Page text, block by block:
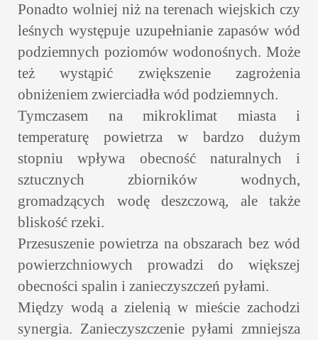
Ponadto wolniej niż na terenach wiejskich czy
leśnych występuje uzupełnianie zapasów wód
podziemnych poziomów wodonośnych. Może
też wystąpić zwiększenie zagrożenia
obniżeniem zwierciadła wód podziemnych.
Tymczasem na mikroklimat miasta i
temperaturę powietrza w bardzo dużym
stopniu wpływa obecność naturalnych i
sztucznych zbiorników wodnych,
gromadzących wodę deszczową, ale także
bliskość rzeki.
Przesuszenie powietrza na obszarach bez wód
powierzchniowych prowadzi do większej
obecności spalin i zanieczyszczeń pyłami.
Między wodą a zielenią w mieście zachodzi
synergia. Zanieczyszczenie pyłami zmniejsza